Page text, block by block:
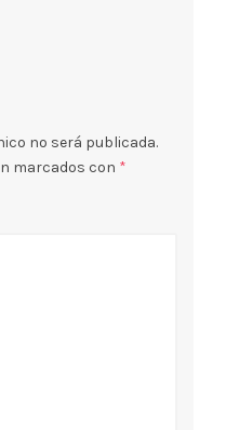
no será publicada.
marcados con *